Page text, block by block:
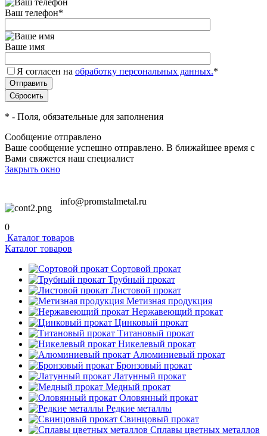
Ваш телефон*
Ваше имя
Я согласен на обработку персональных данных.*
* - Поля, обязательные для заполнения
Сообщение отправлено
Ваше сообщение успешно отправлено. В ближайшее время с
Вами свяжется наш специалист
Закрыть окно
info@promstalmetal.ru
0
Каталог товаров
Каталог товаров
Сортовой прокат
Трубный прокат
Листовой прокат
Метизная продукция
Нержавеющий прокат
Цинковый прокат
Титановый прокат
Никелевый прокат
Алюминиевый прокат
Бронзовый прокат
Латунный прокат
Медный прокат
Оловянный прокат
Редкие металлы
Свинцовый прокат
Сплавы цветных металлов